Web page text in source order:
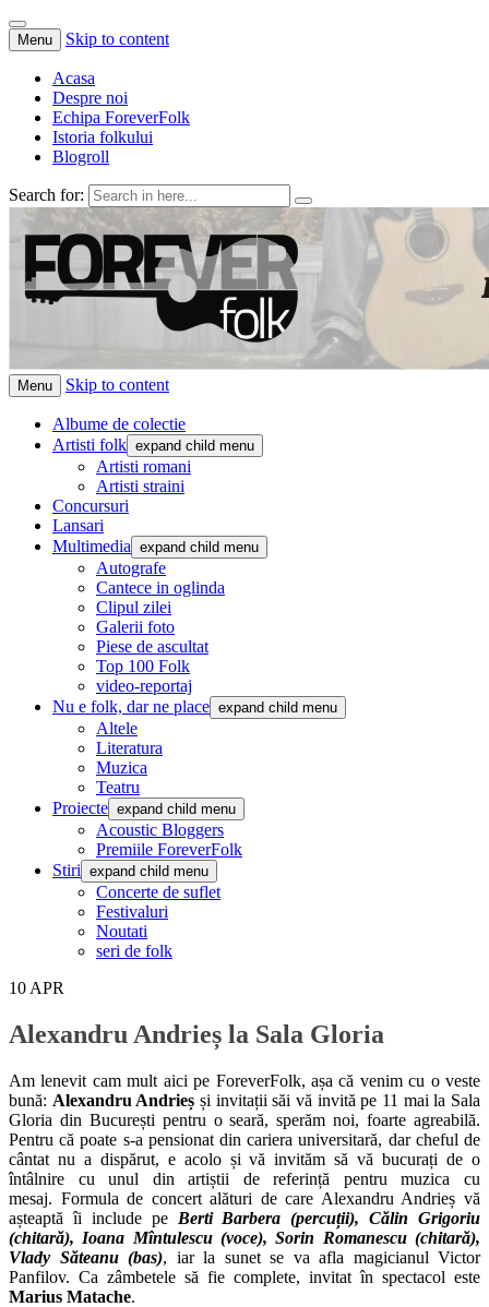
Menu Skip to content
Acasa
Despre noi
Echipa ForeverFolk
Istoria folkului
Blogroll
Search for:
ForeverFolk
Muzica sufletului tau
Menu Skip to content
Albume de colectie
Artisti folk expand child menu
Artisti romani
Artisti straini
Concursuri
Lansari
Multimedia expand child menu
Autografe
Cantece in oglinda
Clipul zilei
Galerii foto
Piese de ascultat
Top 100 Folk
video-reportaj
Nu e folk, dar ne place expand child menu
Altele
Literatura
Muzica
Teatru
Proiecte expand child menu
Acoustic Bloggers
Premiile ForeverFolk
Stiri expand child menu
Concerte de suflet
Festivaluri
Noutati
seri de folk
10 APR
Alexandru Andrieș la Sala Gloria
Am lenevit cam mult aici pe ForeverFolk, așa că venim cu o veste
bună: Alexandru Andrieș și invitații săi vă invită pe 11 mai la Sala
Gloria din București pentru o seară, sperăm noi, foarte agreabilă.
Pentru că poate s-a pensionat din cariera universitară, dar cheful de
cântat nu a dispărut, e acolo și vă invităm să vă bucurați de o
întâlnire cu unul din artiștii de referință pentru muzica cu
mesaj. Formula de concert alături de care Alexandru Andrieș vă
așteaptă îi include pe Berti Barbera (percuții), Călin Grigoriu
(chitară), Ioana Mîntulescu (voce), Sorin Romanescu (chitară),
Vlady Săteanu (bas), iar la sunet se va afla magicianul Victor
Panfilov. Ca zâmbetele să fie complete, invitat în spectacol este
Marius Matache.